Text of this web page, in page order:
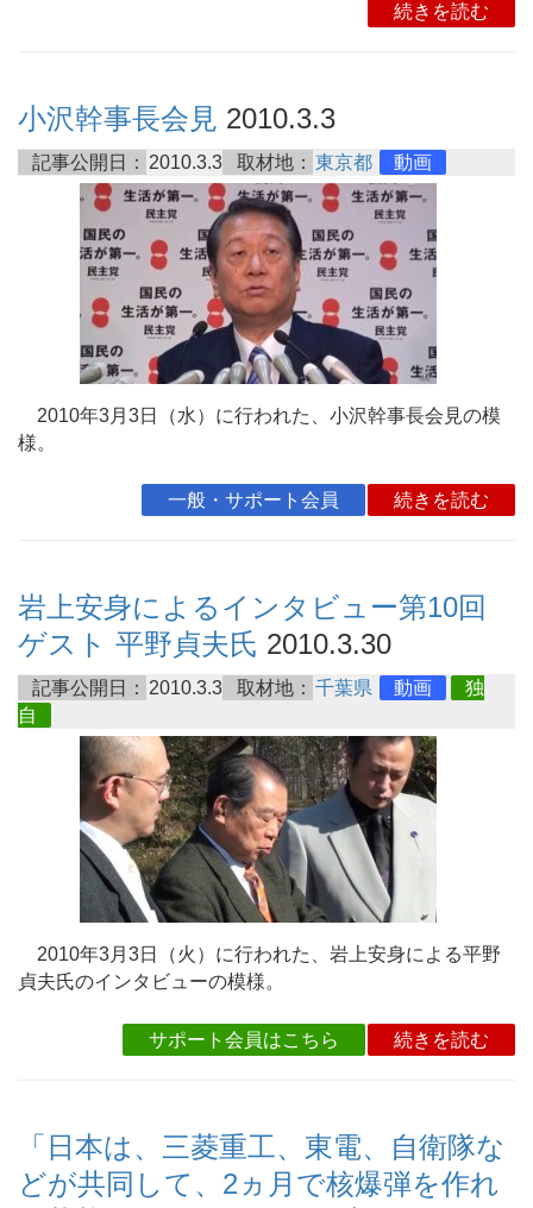
続きを読む
小沢幹事長会見 2010.3.3
記事公開日： 2010.3.3 取材地： 東京都 動画
2010年3月3日（水）に行われた、小沢幹事長会見の模
様。
一般・サポート会員 続きを読む
岩上安身によるインタビュー第10回
ゲスト 平野貞夫氏 2010.3.30
記事公開日： 2010.3.3 取材地： 千葉県 動画
独
自
2010年3月3日（火）に行われた、岩上安身による平野
貞夫氏のインタビューの模様。
サポート会員はこちら 続きを読む
「日本は、三菱重工、東電、自衛隊な
どが共同して、2ヵ月で核爆弾を作れ